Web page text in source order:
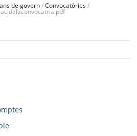
de govern/Convocatòries/